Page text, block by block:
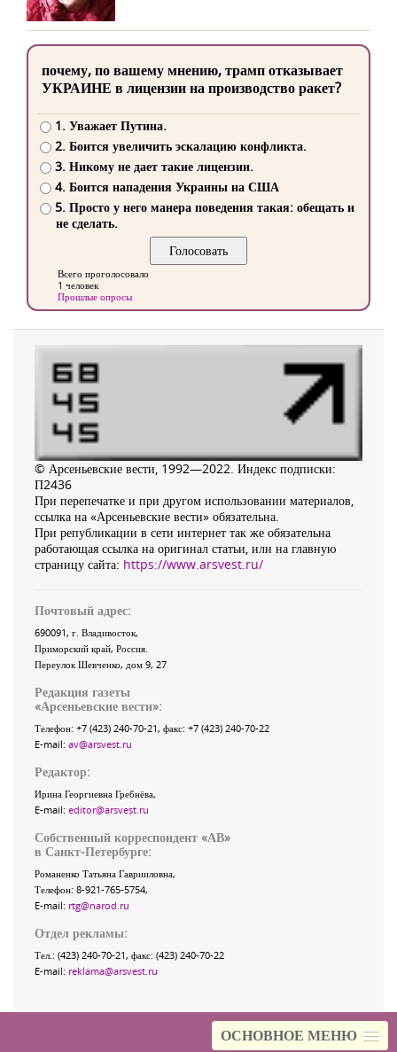
ОСНОВНОЕ МЕНЮ
почему, по вашему мнению, трамп отказывает
УКРАИНЕ в лицензии на производство ракет?
1. Уважает Путина.
2. Боится увеличить эскалацию конфликта.
3. Никому не дает такие лицензии.
4. Боится нападения Украины на США
5. Просто у него манера поведения такая: обещать и
не сделать.
Всего проголосовало
1 человек
Прошлые опросы
© Арсеньевские вести, 1992—2022. Индекс подписки:
П2436
При перепечатке и при другом использовании материалов,
ссылка на «Арсеньевские вести» обязательна.
При републикации в сети интернет так же обязательна
работающая ссылка на оригинал статьи, или на главную
страницу сайта: https://www.arsvest.ru/
Почтовый адрес:
690091, г. Владивосток,
Приморский край, Россия
Переулок Шевченко, дом 9, 27
Редакция газеты
«Арсеньевские вести»:
Телефон: +7 (423) 240-70-21, факс: +7 (423) 240-70-22
E-mail: av@arsvest.ru
Редактор:
Ирина Георгиевна Гребнёва,
E-mail: editor@arsvest.ru
Собственный корреспондент «АВ»
в Санкт-Петербурге:
Романенко Татьяна Гаврииловна,
Телефон: 8-921-765-5754,
E-mail: rtg@narod.ru
Отдел рекламы:
Тел.: (423) 240-70-21, факс: (423) 240-70-22
E-mail: reklama@arsvest.ru